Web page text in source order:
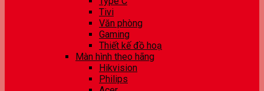
Tivi
Văn phòng
Gaming
Thiết kế đồ hoạ
Màn hình theo hãng
Hikvision
Philips